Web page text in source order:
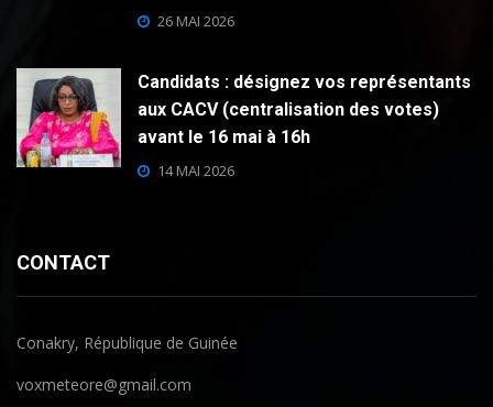
26 MAI 2026
Candidats : désignez vos représentants
aux CACV (centralisation des votes)
avant le 16 mai à 16h
14 MAI 2026
CONTACT
Conakry, République de Guinée
voxmeteore@gmail.com